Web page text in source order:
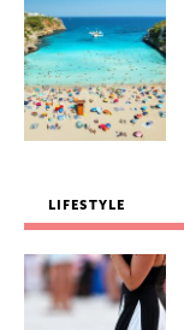
LIFESTYLE